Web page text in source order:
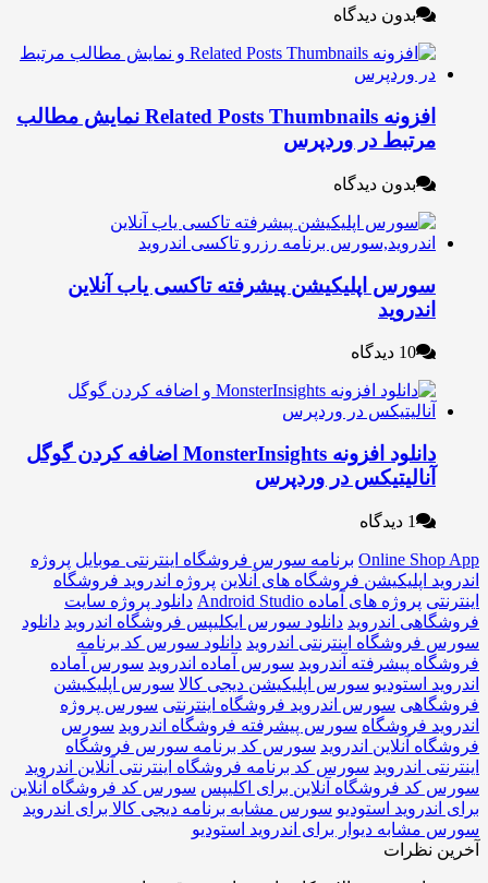
بدون دیدگاه
افزونه Related Posts Thumbnails نمایش مطالب
در وردپرس
بدون دیدگاه
اپلیکیشن پیشرفته تاکسی یاب آنلاین
دانلود افزونه MonsterInsights اضافه کردن گوگل
در وردپرس
Online برنامه سورس فروشگاه اینترنتی موبایل پروژه
اپلیکیشن فروشگاه های آنلاین پروژه اندروید فروشگاه
پروژه های آماده Android Studio
دانلود پروژه سایت
اندروید
دانلود سورس ایکلیپس فروشگاه اندروید
دانلود
اینترنتی اندروید
دانلود سورس کد برنامه
پیشرفته آندروید
سورس آماده اندروید
سورس آماده
استودیو سورس اپلیکیشن دیجی کالا سورس اپلیکیشن
سورس اندروید فروشگاه اینترنتی سورس پروژه
فروشگاه سورس پیشرفته فروشگاه اندروید
سورس
آنلاین اندروید
سورس کد برنامه سورس فروشگاه
اندروید
سورس کد برنامه فروشگاه اینترنتی آنلاین اندروید
فروشگاه آنلاین برای اکلیپس سورس کد فروشگاه آنلاین
استودیو سورس مشابه برنامه دیجی کالا برای اندروید
دیوار برای اندروید استودیو